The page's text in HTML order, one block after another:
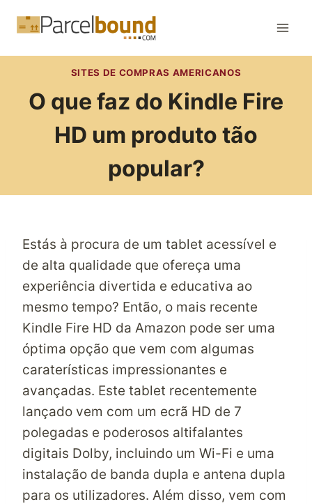
SITES DE COMPRAS AMERICANOS
O que faz do Kindle Fire
HD um produto tão
popular?
Estás à procura de um tablet acessível e
de alta qualidade que ofereça uma
experiência divertida e educativa ao
mesmo tempo? Então, o mais recente
Kindle Fire HD da Amazon pode ser uma
óptima opção que vem com algumas
caraterísticas impressionantes e
avançadas. Este tablet recentemente
lançado vem com um ecrã HD de 7
polegadas e poderosos altifalantes
digitais Dolby, incluindo um Wi-Fi e uma
instalação de banda dupla e antena dupla
para os utilizadores. Além disso, vem com